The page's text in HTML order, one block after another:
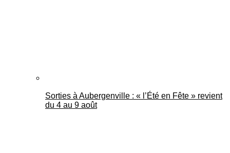
Sorties à Aubergenville : « l’Été en Fête » revient
du 4 au 9 août